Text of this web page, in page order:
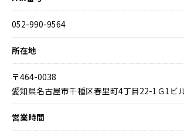
052-990-9564
所在地
〒464-0038
愛知県名古屋市千種区春里町4丁目22-1Ｇ1
営業時間